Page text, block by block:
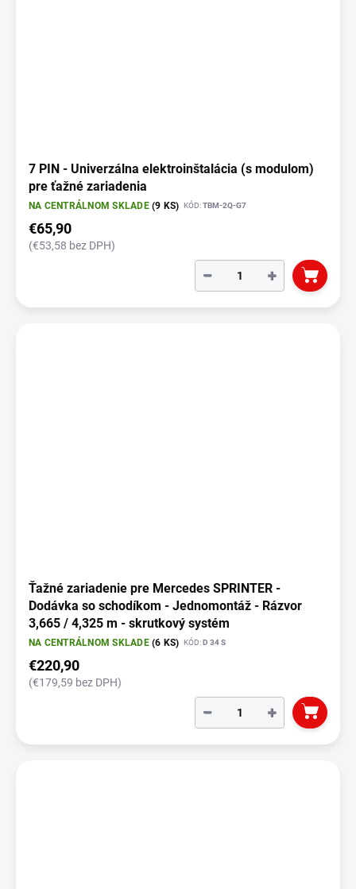
7 PIN - Univerzálna elektroinštalácia (s modulom)
pre ťažné zariadenia
NA CENTRÁLNOM SKLADE(9 KS) KÓD:TBM-2Q-G7
€65,90
(€53,58 bez DPH)
+
−
Ťažné zariadenie pre Mercedes SPRINTER -
Dodávka so schodíkom - Jednomontáž - Rázvor
3,665 / 4,325 m - skrutkový systém
NA CENTRÁLNOM SKLADE(6 KS) KÓD:D 34 S
€220,90
(€179,59 bez DPH)
+
−